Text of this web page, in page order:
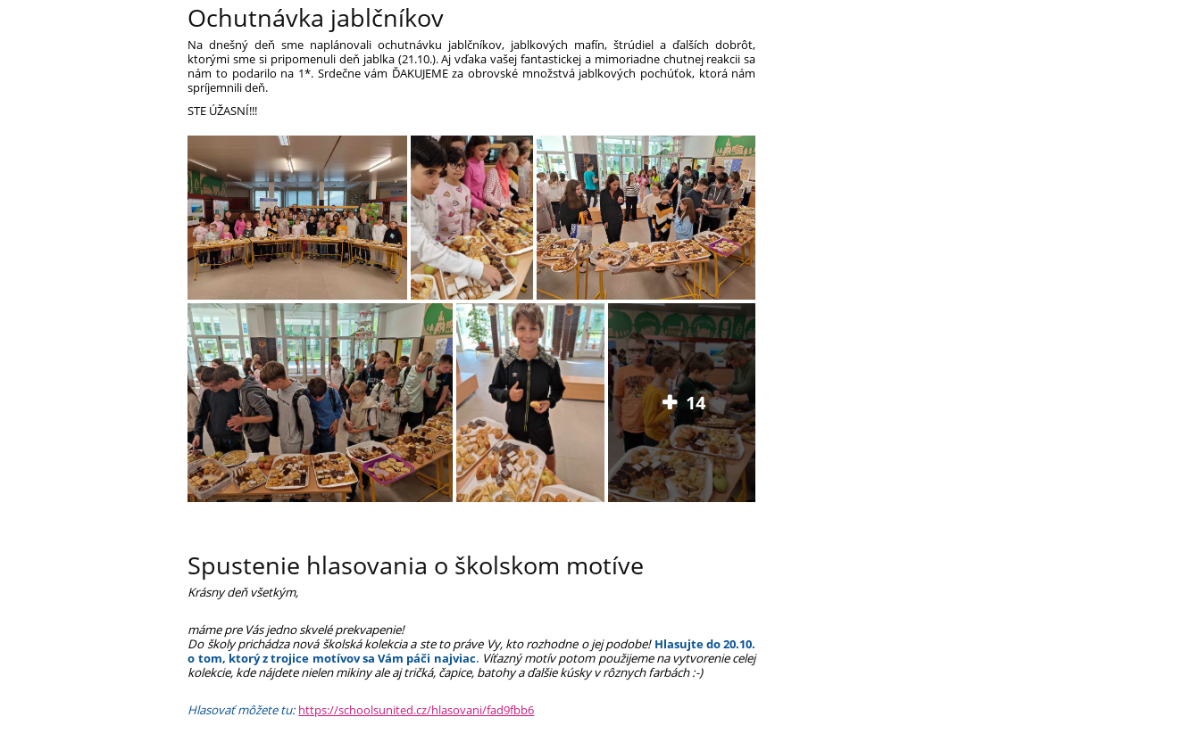
Ochutnávka jablčníkov
Na dnešný deň sme naplánovali ochutnávku jablčníkov, jablkových mafín, štrúdiel a ďalších dobrôt,
ktorými sme si pripomenuli deň jablka (21.10.). Aj vďaka vašej fantastickej a mimoriadne chutnej reakcii sa
nám to podarilo na 1*. Srdečne vám ĎAKUJEME za obrovské množstvá jablkových pochúťok, ktorá nám
spríjemnili deň.
STE ÚŽASNÍ!!!
14
Spustenie hlasovania o školskom motíve
Krásny deň všetkým,
máme pre Vás jedno skvelé prekvapenie!
Do školy prichádza nová školská kolekcia a ste to práve Vy, kto rozhodne o jejpodobe! Hlasujte do 20.10.
o tom, ktorý z trojice motívov sa Vám páči najviac. Víťazný motív potom použijeme na vytvorenie celej
kolekcie, kde nájdete nielenmikiny ale aj tričká, čapice, batohy a ďalšie kúsky v rôznych farbách :-)
Hlasovať môžete tu:https://schoolsunited.cz/hlasovani/fad9fbb6